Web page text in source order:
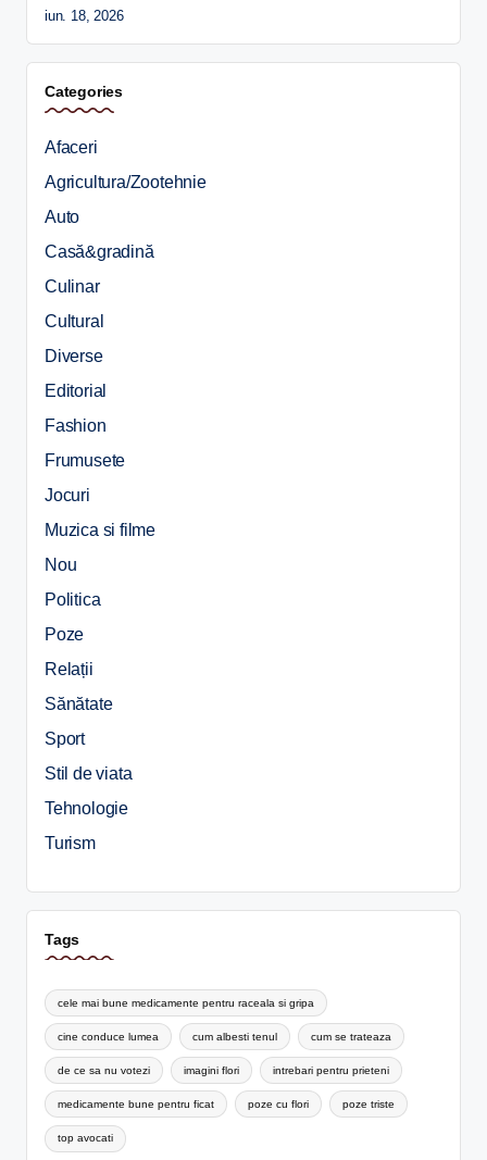
iun. 18, 2026
Categories
Afaceri
Agricultura/Zootehnie
Auto
Casă&gradină
Culinar
Cultural
Diverse
Editorial
Fashion
Frumusete
Jocuri
Muzica si filme
Nou
Politica
Poze
Relații
Sănătate
Sport
Stil de viata
Tehnologie
Turism
Tags
cele mai bune medicamente pentru raceala si gripa
cine conduce lumea cum albesti tenul cum se trateaza
de ce sa nu votezi imagini flori intrebari pentru prieteni
medicamente bune pentru ficat poze cu flori poze triste
top avocati